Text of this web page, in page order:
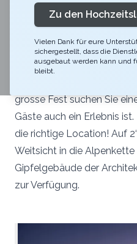
Unterwasser
Unverbindliche Offerte
Sie haben vor zu
freuen uns, Sie bei der
grosse Fest suchen Sie
Gäste auch ein Erlebnis
die richtige Location! Auf
Weitsicht in die
Gipfelgebäude der
zur Verfügung.
Zu den
Vielen Dank für eure
sichergestellt, dass die
ausgebaut werden kann und
bleibt.